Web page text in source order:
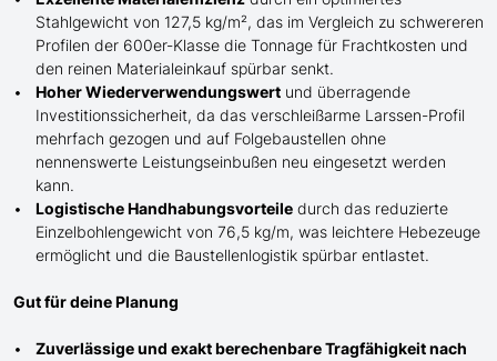
Stahlgewicht von 127,5 kg/m², das im Vergleich zu schwereren
Profilen der 600er-Klasse die Tonnage für Frachtkosten und
den reinen Materialeinkauf spürbar senkt.
Hoher Wiederverwendungswert und überragende
Investitionssicherheit, da das verschleißarme Larssen-Profil
mehrfach gezogen und auf Folgebaustellen ohne
nennenswerte Leistungseinbußen neu eingesetzt werden
kann.
Logistische Handhabungsvorteile durch das reduzierte
Einzelbohlengewicht von 76,5 kg/m, was leichtere Hebezeuge
ermöglicht und die Baustellenlogistik spürbar entlastet.
Gut für deine Planung
Zuverlässige und exakt berechenbare Tragfähigkeit nach